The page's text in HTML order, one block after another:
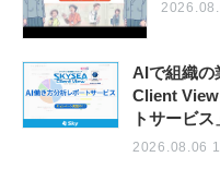
AIで組織の
Client
トサービ
2026.08.06